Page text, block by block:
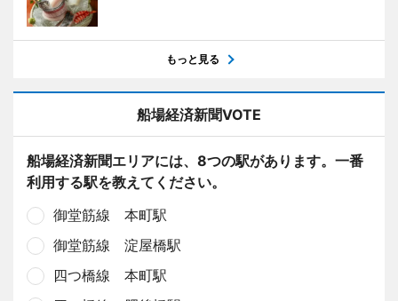
もっと見る
船場経済新聞VOTE
船場経済新聞エリアには、8つの駅があります。一番
利用する駅を教えてください。
御堂筋線 本町駅
御堂筋線 淀屋橋駅
四つ橋線 本町駅